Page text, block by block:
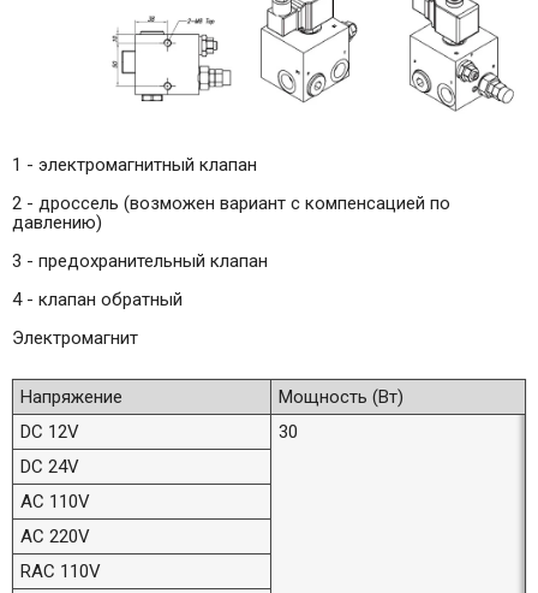
1 - электромагнитный клапан
2 - дроссель (возможен вариант с компенсацией по
давлению)
3 - предохранительный клапан
4 - клапан обратный
Электромагнит
Напряжение
Мощность (Вт)
DC 12V
30
DC 24V
AC 110V
AC 220V
RAC 110V